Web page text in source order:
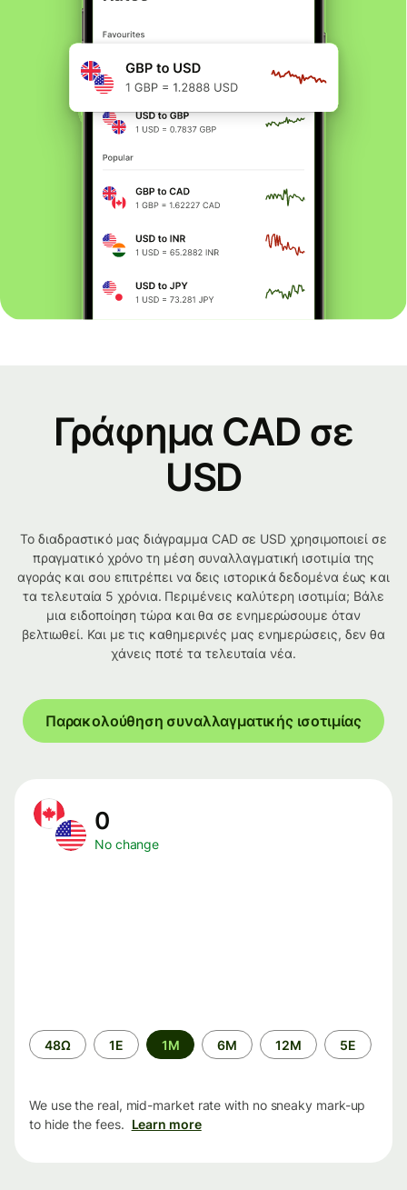
Γράφημα CAD σε
USD
Το διαδραστικό μας διάγραμμα CAD σε USD χρησιμοποιεί σε
πραγματικό χρόνο τη μέση συναλλαγματική ισοτιμία της
αγοράς και σου επιτρέπει να δεις ιστορικά δεδομένα έως και
τα τελευταία 5 χρόνια. Περιμένεις καλύτερη ισοτιμία; Βάλε
μια ειδοποίηση τώρα και θα σε ενημερώσουμε όταν
βελτιωθεί. Και με τις καθημερινές μας ενημερώσεις, δεν θα
χάνεις ποτέ τα τελευταία νέα.
Παρακολούθηση συναλλαγματικής ισοτιμίας
0
No change
Time
period
48Ω 1Ε 1M 6M 12M 5Ε
We use the real, mid-market rate with no sneaky mark-up
to hide the fees. Learn more